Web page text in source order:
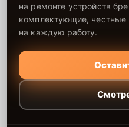
на ремонте устройств
комплектующие, честные
на каждую работу.